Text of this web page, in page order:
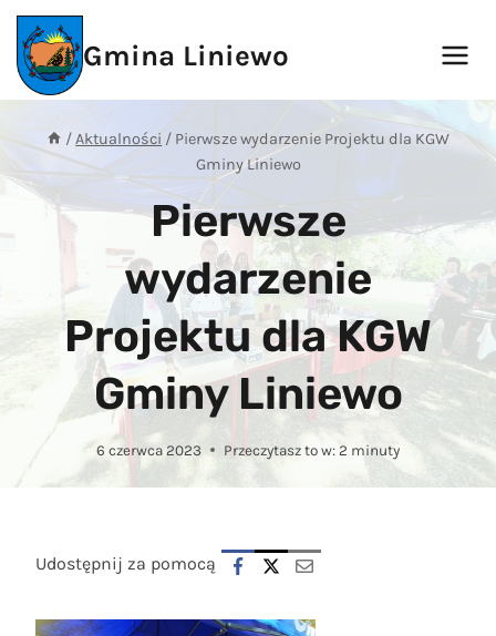
Przejdź
treści
Gmina Liniewo
/Aktualności / Pierwsze wydarzenie Projektu dla KGW
Gminy Liniewo
Pierwsze
wydarzenie
Projektu dla KGW
Gminy Liniewo
6 czerwca 2023 Przeczytasz to w: 2 minuty
Udostępnij za pomocą